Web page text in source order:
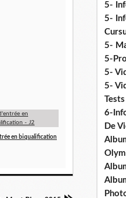
en biqualification
5-
5-
5-
5-
5-
5-
6-
De